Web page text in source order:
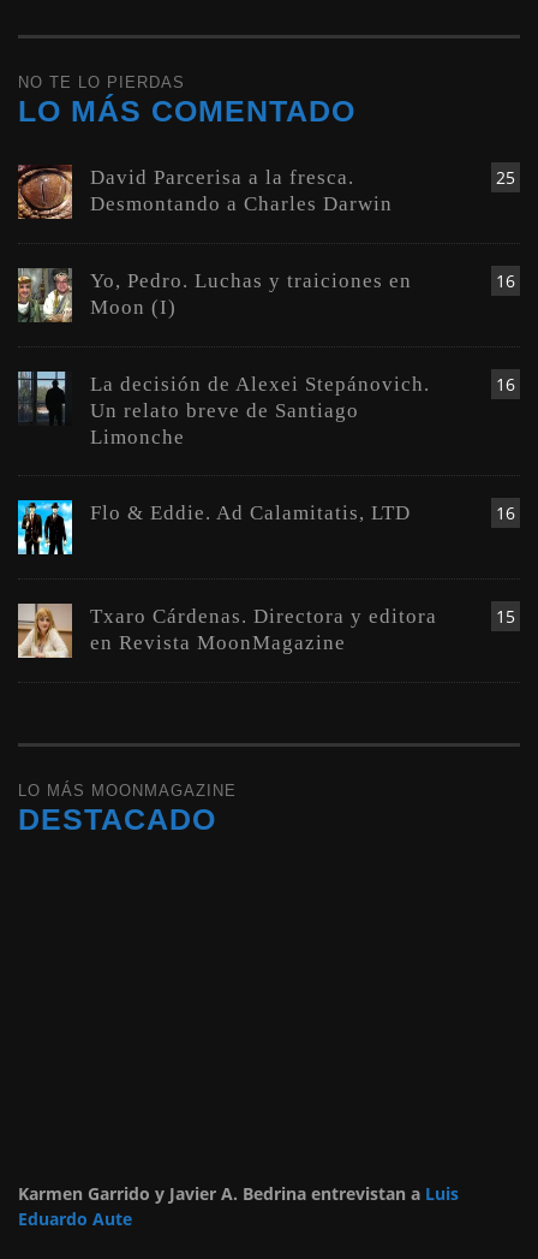
NO TE LO PIERDAS
LO MÁS COMENTADO
25
David Parcerisa a la fresca.
Desmontando a Charles Darwin
16
Yo, Pedro. Luchas y traiciones en
Moon (I)
16
La decisión de Alexei Stepánovich.
Un relato breve de Santiago
Limonche
16
Flo & Eddie. Ad Calamitatis, LTD
15
Txaro Cárdenas. Directora y editora
en Revista MoonMagazine
LO MÁS MOONMAGAZINE
DESTACADO
Karmen Garrido y Javier A. Bedrina entrevistan a Luis
Eduardo Aute